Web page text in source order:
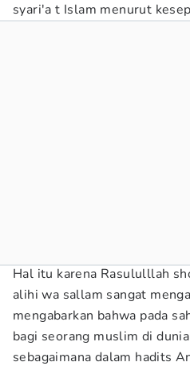
syari'a t Islam menurut
Hal itu karena Rasululllah
alihi wa sallam sangat
mengabarkan bahwa pada
bagi seorang muslim di
sebagaimana dalam hadits